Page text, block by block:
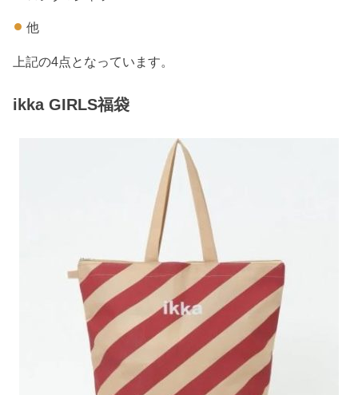
他
上記の4点となっています。
ikka GIRLS福袋